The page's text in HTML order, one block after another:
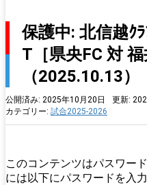
保護中: 北信越ｸ
T［県央FC 対 福
（2025.10.13）
公開済み: 2025年10月20日 更新:
カテゴリー: 試合2025-2026
このコンテンツはパスワー
には以下にパスワードを入